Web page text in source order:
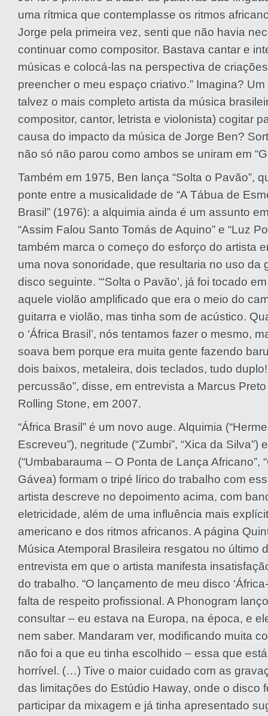
uma rítmica que contemplasse os ritmos
Jorge pela primeira vez, senti que não havia
continuar como compositor. Bastava cantar e
músicas e colocá-las na perspectiva de
preencher o meu espaço criativo.” Imagina?
talvez o mais completo artista da música
compositor, cantor, letrista e violonista) cogitar
causa do impacto da música de Jorge Ben?
não só não parou como ambos se uniram em
Também em 1975, Ben lança “Solta o Pavão”,
ponte entre a musicalidade de “A Tábua de
Brasil” (1976): a alquimia ainda é um assunto
“Assim Falou Santo Tomás de Aquino” e “Luz
também marca o começo do esforço do artista
uma nova sonoridade, que resultaria no uso da
disco seguinte. “‘Solta o Pavão’, já foi tocado
aquele violão amplificado que era o meio do
guitarra e violão, mas tinha som de acústico.
o ‘África Brasil’, nós tentamos fazer o mesmo,
soava bem porque era muita gente fazendo
dois baixos, metaleira, dois teclados, tudo
percussão”, disse, em entrevista a Marcus
Rolling Stone, em 2007.
“África Brasil” é um novo auge. Alquimia
Escreveu”), negritude (“Zumbi”, “Xica da Silva”)
(“Umbabarauma – O Ponta de Lança Africano”,
Gávea) formam o tripé lírico do trabalho com
artista descreve no depoimento acima, com
eletricidade, além de uma influência mais
americano e dos ritmos africanos. A página
Música Atemporal Brasileira resgatou no último
entrevista em que o artista manifesta
do trabalho. “O lançamento de meu disco
falta de respeito profissional. A Phonogram
consultar – eu estava na Europa, na época, e
nem saber. Mandaram ver, modificando muita
não foi a que eu tinha escolhido – essa que
horrível. (…) Tive o maior cuidado com as
das limitações do Estúdio Haway, onde o disco
participar da mixagem e já tinha apresentado